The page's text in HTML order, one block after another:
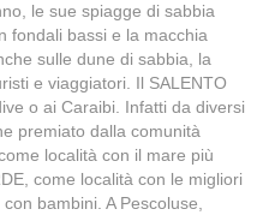
le sue spiagge di sabbia
fondali bassi e la macchia
sulle dune di sabbia, la
e viaggiatori. Il SALENTO
o ai Caraibi. Infatti da diversi
premiato dalla comunità
località con il mare più
come località con le migliori
bambini. A Pescoluse,